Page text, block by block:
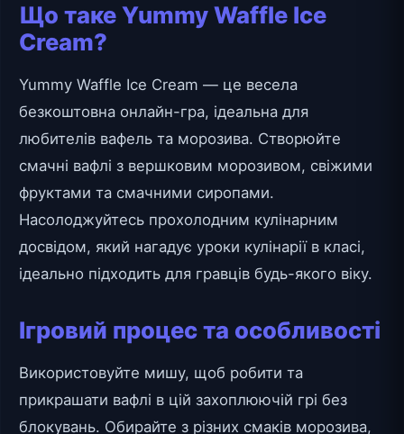
Що таке Yummy Waffle Ice
Cream?
Yummy Waffle Ice Cream — це весела
безкоштовна онлайн-гра, ідеальна для
любителів вафель та морозива. Створюйте
смачні вафлі з вершковим морозивом, свіжими
фруктами та смачними сиропами.
Насолоджуйтесь прохолодним кулінарним
досвідом, який нагадує уроки кулінарії в класі,
ідеально підходить для гравців будь-якого віку.
Ігровий процес та особливості
Використовуйте мишу, щоб робити та
прикрашати вафлі в цій захоплюючій грі без
блокувань. Обирайте з різних смаків морозива,